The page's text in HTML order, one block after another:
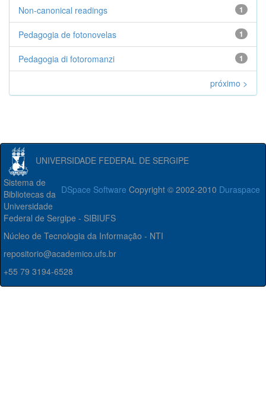
1
Non-canonical readings
1
Pedagogia de fotonovelas
1
Pedagogia di fotoromanzi
próximo >
UNIVERSIDADE FEDERAL DE SERGIPE
DSpace Software Copyright © 2002-2010 Duraspace
Sistema de
Bibliotecas da
Universidade
Federal de Sergipe - SIBIUFS
Núcleo de Tecnologia da Informação - NTI
repositorio@academico.ufs.br
+55 79 3194-6528